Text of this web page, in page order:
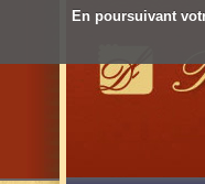
En poursuivant